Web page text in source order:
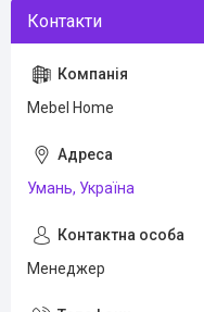
Mebel Home
Умань, Україна
Менеджер